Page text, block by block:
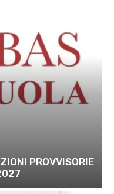
PROVVISORIE